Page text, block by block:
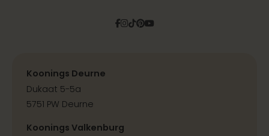
Facebook
Instagram
Tiktok
Pinterest
YouTube
Koonings Deurne
Dukaat 5-5a
5751 PW Deurne
Koonings Valkenburg